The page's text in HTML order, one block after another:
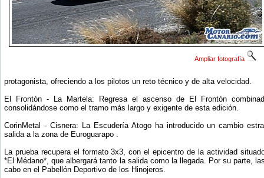
Ampliar fotografía
protagonista, ofreciendo a los pilotos un reto técnico y de alta velocidad.
El Frontón - La Martela: Regresa el ascenso de El Frontón
consolidándose como el tramo más largo y exigente de esta edición.
CorinMetal - Cisnera: La Escudería Atogo ha introducido un cambio
salida a la zona de Euroguarapo .
La prueba recupera el formato 3x3, con el epicentro de la actividad
*El Médano*, que albergará tanto la salida como la llegada. Por su parte,
cabo en el Pabellón Deportivo de los Hinojeros.